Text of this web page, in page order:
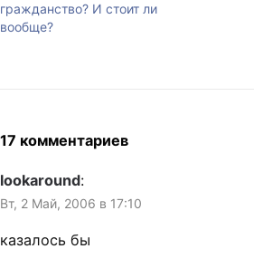
гражданство? И стоит ли
вообще?
17 комментариев
lookaround:
Вт, 2 Май, 2006 в 17:10
казалось бы